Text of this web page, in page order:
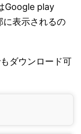
Google play
表示されるの
ダウンロード可